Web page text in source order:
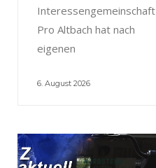
Interessengemeinschaft
Pro Altbach hat nach
eigenen
6. August 2026